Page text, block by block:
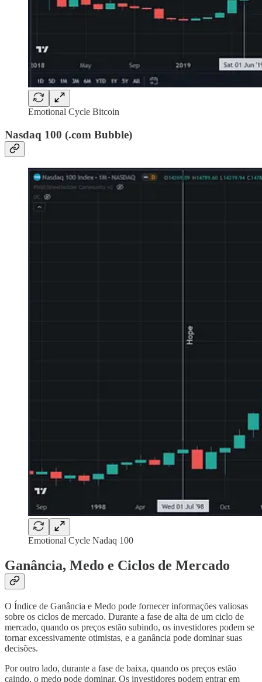
Emotional Cycle Bitcoin
Nasdaq 100 (.com Bubble)
Emotional Cycle Nadaq 100
Ganância, Medo e Ciclos de Mercado
O Índice de Ganância e Medo pode fornecer informações valiosas
sobre os ciclos de mercado. Durante a fase de alta de um ciclo de
mercado, quando os preços estão subindo, os investidores podem se
tornar excessivamente otimistas, e a ganância pode dominar suas
decisões.
Por outro lado, durante a fase de baixa, quando os preços estão
caindo, o medo pode dominar. Os investidores podem entrar em